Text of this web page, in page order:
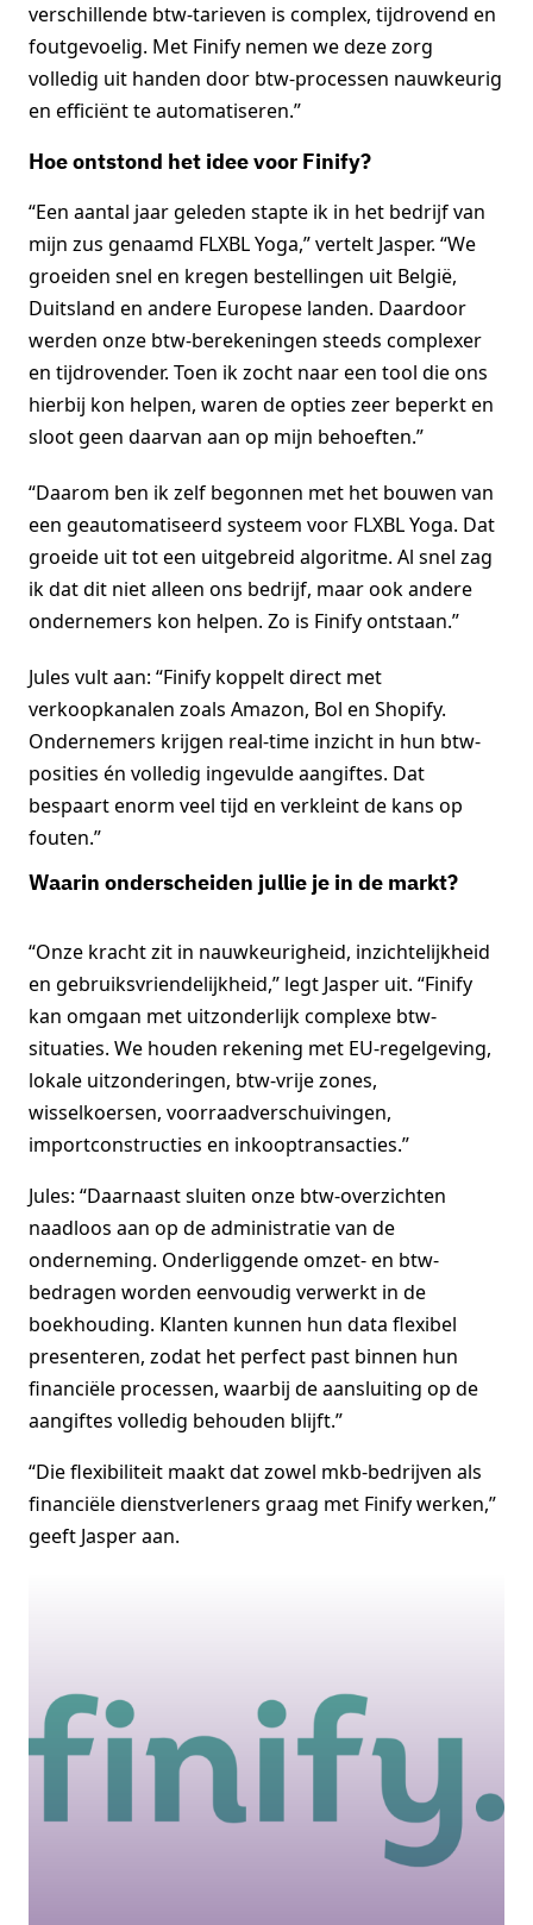
verschillende btw-tarieven is complex, tijdrovend en
foutgevoelig. Met Finify nemen we deze zorg
volledig uit handen door btw-processen nauwkeurig
en efficiënt te automatiseren.”
Hoe ontstond het idee voor Finify?
“Een aantal jaar geleden stapte ik in het bedrijf van
mijn zus genaamd FLXBL Yoga,” vertelt Jasper. “We
groeiden snel en kregen bestellingen uit België,
Duitsland en andere Europese landen. Daardoor
werden onze btw-berekeningen steeds complexer
en tijdrovender. Toen ik zocht naar een tool die ons
hierbij kon helpen, waren de opties zeer beperkt en
sloot geen daarvan aan op mijn behoeften.”
“Daarom ben ik zelf begonnen met het bouwen van
een geautomatiseerd systeem voor FLXBL Yoga. Dat
groeide uit tot een uitgebreid algoritme. Al snel zag
ik dat dit niet alleen ons bedrijf, maar ook andere
ondernemers kon helpen. Zo is Finify ontstaan.”
Jules vult aan: “Finify koppelt direct met
verkoopkanalen zoals Amazon, Bol en Shopify.
Ondernemers krijgen real-time inzicht in hun btw-
posities én volledig ingevulde aangiftes. Dat
bespaart enorm veel tijd en verkleint de kans op
fouten.”
Waarin onderscheiden jullie je in de markt?
“Onze kracht zit in nauwkeurigheid, inzichtelijkheid
en gebruiksvriendelijkheid,” legt Jasper uit. “Finify
kan omgaan met uitzonderlijk complexe btw-
situaties. We houden rekening met EU-regelgeving,
lokale uitzonderingen, btw-vrije zones,
wisselkoersen, voorraadverschuivingen,
importconstructies en inkooptransacties.”
Jules: “Daarnaast sluiten onze btw-overzichten
naadloos aan op de administratie van de
onderneming. Onderliggende omzet- en btw-
bedragen worden eenvoudig verwerkt in de
boekhouding. Klanten kunnen hun data flexibel
presenteren, zodat het perfect past binnen hun
financiële processen, waarbij de aansluiting op de
aangiftes volledig behouden blijft.”
“Die flexibiliteit maakt dat zowel mkb-bedrijven als
financiële dienstverleners graag met Finify werken,”
geeft Jasper aan.